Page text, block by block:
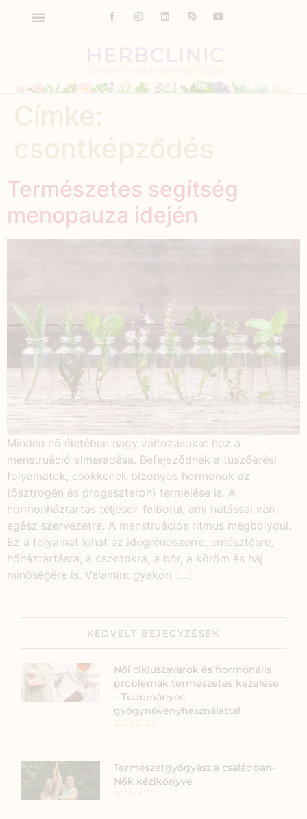
Természetes segítség
menopauza idején
Minden nő életében nagy változásokat hoz a
menstruáció elmaradása. Befejeződnek a tüszőérési
folyamatok, csökkenek bizonyos hormonok az
(ösztrogén és progeszteron) termelése is. A
hormonháztartás teljesen felborul, ami hatással van
egész szervezetre. A menstruációs ritmus megbolydul.
Ez a folyamat kihat az idegrendszerre, emésztésre,
hőháztartásra, a csontokra, a bőr, a köröm és haj
minőségére is. Valamint gyakori […]
KEDVELT BEJEGYZÉSEK
Női cikluszavarok és hormonális
problémák természetes kezelése
– Tudományos
gyógynövényhasználattal
Természetgyógyász a családban-
Nők kézikönyve